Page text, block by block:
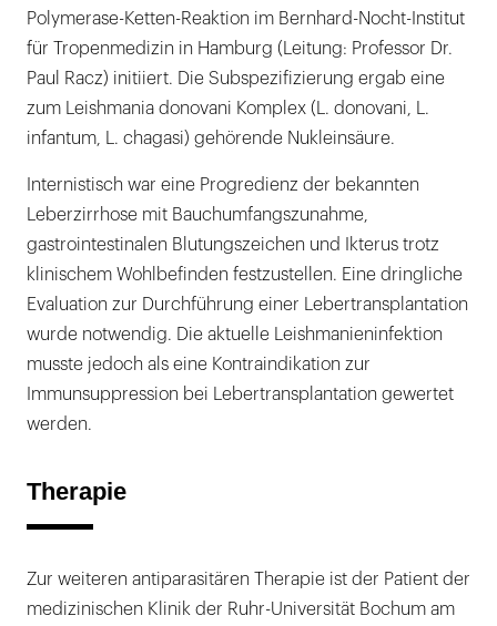
Polymerase-Ketten-Reaktion im Bernhard-Nocht-Institut
für Tropenmedizin in Hamburg (Leitung: Professor Dr.
Paul Racz) initiiert. Die Subspezifizierung ergab eine
zum Leishmania donovani Komplex (L. donovani, L.
infantum, L. chagasi) gehörende Nukleinsäure.
Internistisch war eine Progredienz der bekannten
Leberzirrhose mit Bauchumfangszunahme,
gastrointestinalen Blutungszeichen und Ikterus trotz
klinischem Wohlbefinden festzustellen. Eine dringliche
Evaluation zur Durchführung einer Lebertransplantation
wurde notwendig. Die aktuelle Leishmanieninfektion
musste jedoch als eine Kontraindikation zur
Immunsuppression bei Lebertransplantation gewertet
werden.
Therapie
Zur weiteren antiparasitären Therapie ist der Patient der
medizinischen Klinik der Ruhr-Universität Bochum am